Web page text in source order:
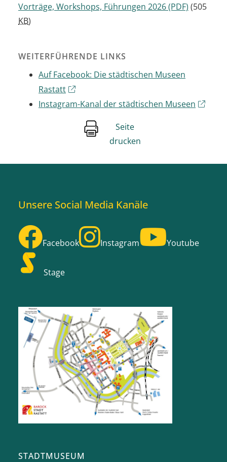
Vorträge, Workshops, Führungen 2026(PDF) (505
KB)
WEITERFÜHRENDE LINKS
Auf Facebook: Die städtischen Museen
Rastatt
Instagram-Kanal der städtischen Museen
Seite
drucken
Unsere Social Media Kanäle
Facebook Instagram Youtube
Stage
STADTMUSEUM